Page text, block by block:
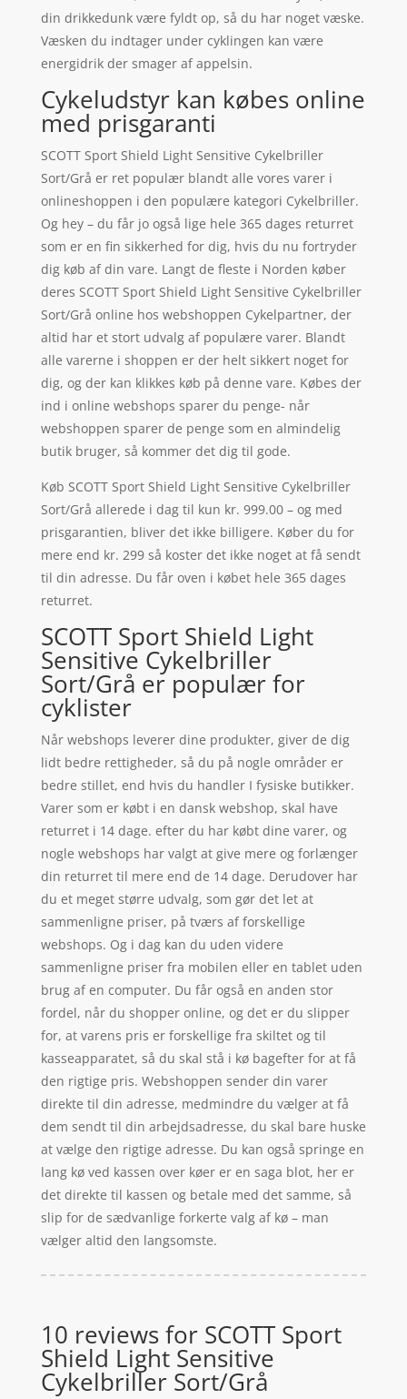
din drikkedunk være fyldt op, så du har noget væske.
Væsken du indtager under cyklingen kan være
energidrik der smager af appelsin.
Cykeludstyr kan købes online
med prisgaranti
SCOTT Sport Shield Light Sensitive Cykelbriller
Sort/Grå er ret populær blandt alle vores varer i
onlineshoppen i den populære kategori Cykelbriller.
Og hey – du får jo også lige hele 365 dages returret
som er en fin sikkerhed for dig, hvis du nu fortryder
dig køb af din vare. Langt de fleste i Norden køber
deres SCOTT Sport Shield Light Sensitive Cykelbriller
Sort/Grå online hos webshoppen Cykelpartner, der
altid har et stort udvalg af populære varer. Blandt
alle varerne i shoppen er der helt sikkert noget for
dig, og der kan klikkes køb på denne vare. Købes der
ind i online webshops sparer du penge- når
webshoppen sparer de penge som en almindelig
butik bruger, så kommer det dig til gode.
Køb SCOTT Sport Shield Light Sensitive Cykelbriller
Sort/Grå allerede i dag til kun kr. 999.00 – og med
prisgarantien, bliver det ikke billigere. Køber du for
mere end kr. 299 så koster det ikke noget at få sendt
til din adresse. Du får oven i købet hele 365 dages
returret.
SCOTT Sport Shield Light
Sensitive Cykelbriller
Sort/Grå er populær for
cyklister
Når webshops leverer dine produkter, giver de dig
lidt bedre rettigheder, så du på nogle områder er
bedre stillet, end hvis du handler I fysiske butikker.
Varer som er købt i en dansk webshop, skal have
returret i 14 dage. efter du har købt dine varer, og
nogle webshops har valgt at give mere og forlænger
din returret til mere end de 14 dage. Derudover har
du et meget større udvalg, som gør det let at
sammenligne priser, på tværs af forskellige
webshops. Og i dag kan du uden videre
sammenligne priser fra mobilen eller en tablet uden
brug af en computer. Du får også en anden stor
fordel, når du shopper online, og det er du slipper
for, at varens pris er forskellige fra skiltet og til
kasseapparatet, så du skal stå i kø bagefter for at få
den rigtige pris. Webshoppen sender din varer
direkte til din adresse, medmindre du vælger at få
dem sendt til din arbejdsadresse, du skal bare huske
at vælge den rigtige adresse. Du kan også springe en
lang kø ved kassen over køer er en saga blot, her er
det direkte til kassen og betale med det samme, så
slip for de sædvanlige forkerte valg af kø – man
vælger altid den langsomste.
10 reviews for SCOTT Sport
Shield Light Sensitive
Cykelbriller Sort/Grå